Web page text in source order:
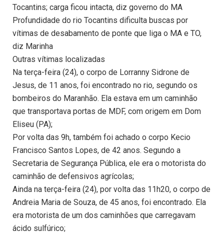
Tocantins; carga ficou intacta, diz governo do MA
Profundidade do rio Tocantins dificulta buscas por
vítimas de desabamento de ponte que liga o MA e TO,
diz Marinha
Outras vítimas localizadas
Na terça-feira (24), o corpo de Lorranny Sidrone de
Jesus, de 11 anos, foi encontrado no rio, segundo os
bombeiros do Maranhão. Ela estava em um caminhão
que transportava portas de MDF, com origem em Dom
Eliseu (PA);
Por volta das 9h, também foi achado o corpo Kecio
Francisco Santos Lopes, de 42 anos. Segundo a
Secretaria de Segurança Pública, ele era o motorista do
caminhão de defensivos agrícolas;
Ainda na terça-feira (24), por volta das 11h20, o corpo de
Andreia Maria de Souza, de 45 anos, foi encontrado. Ela
era motorista de um dos caminhões que carregavam
ácido sulfúrico;